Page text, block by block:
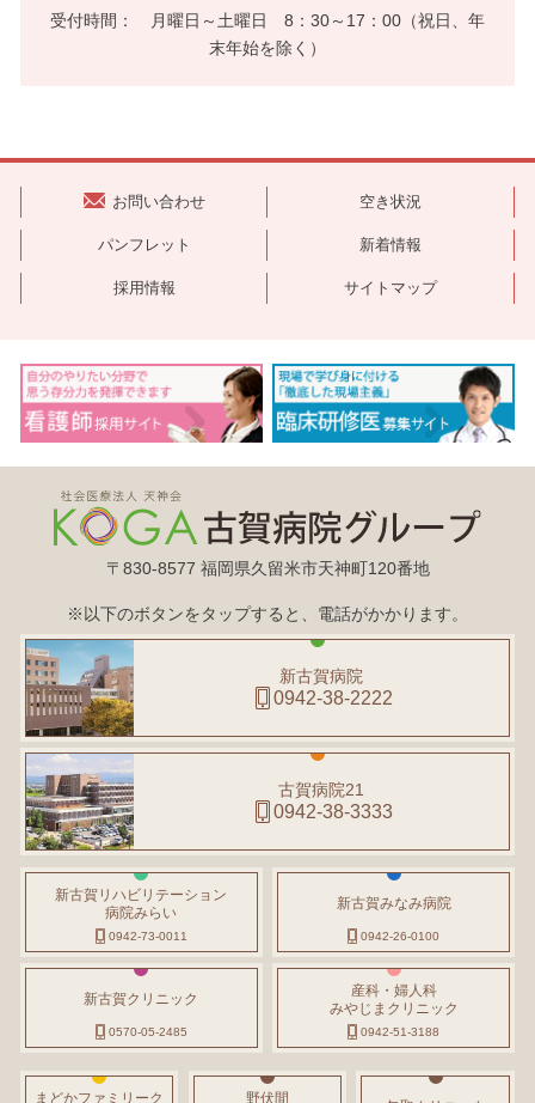
受付時間： 月曜日～土曜日 8：30～17：00（祝日、年
末年始を除く）
お問い合わせ 空き状況
パンフレット 新着情報
採用情報 サイトマップ
〒830-8577 福岡県久留米市天神町120番地
※以下のボタンをタップすると、電話がかかります。
新古賀病院
0942-38-2222
古賀病院21
0942-38-3333
新古賀リハビリテーション
病院みらい
0942-73-0011
新古賀みなみ病院
0942-26-0100
新古賀クリニック
0570-05-2485
産科・婦人科
みやじまクリニック
0942-51-3188
まどかファミリーク 野伏間